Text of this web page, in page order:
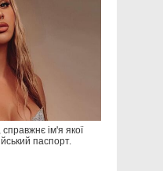
ім'я якої
паспорт.